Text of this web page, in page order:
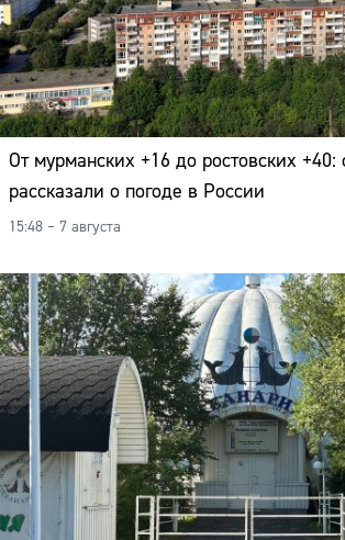
От мурманских +16 до ростовских +40:
рассказали о погоде в России
15:48 – 7 августа